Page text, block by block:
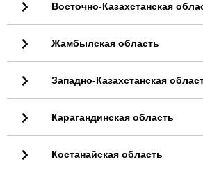
Восточно-Казахстанская
Жамбылская область
Западно-Казахстанская
Карагандинская область
Костанайская область